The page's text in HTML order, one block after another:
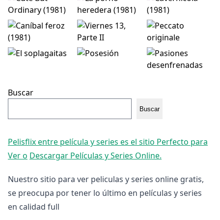
Buscar
Buscar
Pelisflix entre película y series es el sitio Perfecto para
Ver o Descargar Películas y Series Online.
Nuestro sitio para ver peliculas y series online gratis,
se preocupa por tener lo último en películas y series
en calidad full